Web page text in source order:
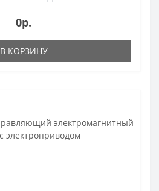
0р.
В КОРЗИНУ